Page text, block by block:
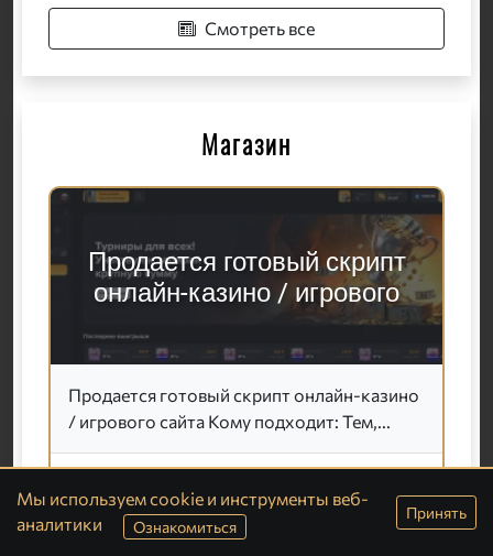
Смотреть все
Магазин
Продается готовый скрипт
онлайн-казино / игрового
Продается готовый скрипт онлайн-казино
/ игрового сайта Кому подходит: Тем,...
Мы используем cookie и инструменты веб-
аналитики
Ознакомиться
Принять